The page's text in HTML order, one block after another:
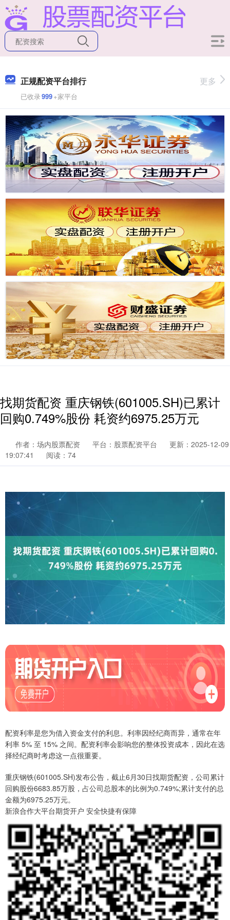
正规配资平台排行
已收录999+家平台
更多
找期货配资 重庆钢铁(601005.SH)已累计
回购0.749%股份 耗资约6975.25万元
作者：场内股票配资 平台：股票配资平台
更新：2025-12-09
19:07:41
阅读：74
配资利率是您为借入资金支付的利息。利率因经纪商而异，通常在年
利率 5% 至 15% 之间。配资利率会影响您的整体投资成本，因此在选
择经纪商时考虑这一点很重要。
重庆钢铁(601005.SH)发布公告，截止6月30日找期货配资，公司累计
回购股份6683.85万股，占公司总股本的比例为0.749%;累计支付的总
金额为6975.25万元。
新浪合作大平台期货开户 安全快捷有保障